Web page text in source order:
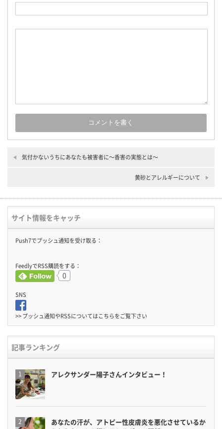
気付かないうちにあなたも被害者に〜香害の実態とは〜
黄砂とアレルギーについて
サイト情報をキャッチ
Push7でプッシュ通知を受け取る：
FeedlyでRSS購読をする：
0
SNS
>> プッシュ通知やRSSについてはこちらをご覧下さい
記事ランキング
アレクサンダー陽子さんインタビュー！
あなたの汗が、アトピー性皮膚炎を悪化させているか